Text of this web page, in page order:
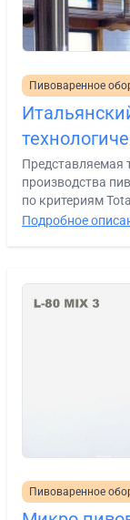
Пивоваренное
Представляемая
производства
по критериям
Подробное
Пивоваренное